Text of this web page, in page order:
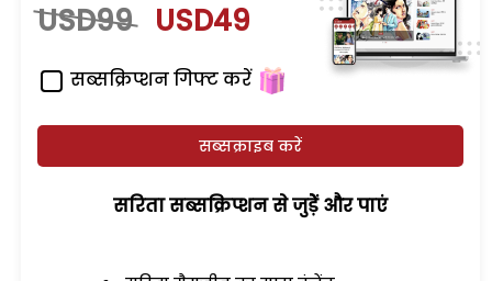
USD99 USD49
सब्सक्रिप्शन गिफ्ट करें
सब्सक्राइब करें
सरिता सब्सक्रिप्शन से जुड़ेें और पाएं